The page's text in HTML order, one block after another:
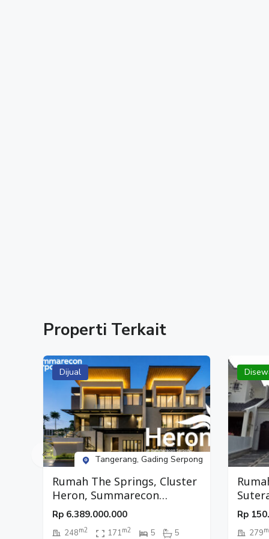
Properti Terkait
Dijual
Tangerang, Gading Serpong
Rumah The Springs, Cluster
Heron, Summarecon
Serpong, Tangerang
Rp 6.389.000.000
248m2 171m2 5 5
Rp
279